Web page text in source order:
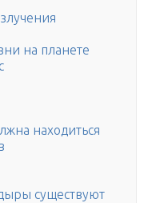
на планете
находиться
существуют